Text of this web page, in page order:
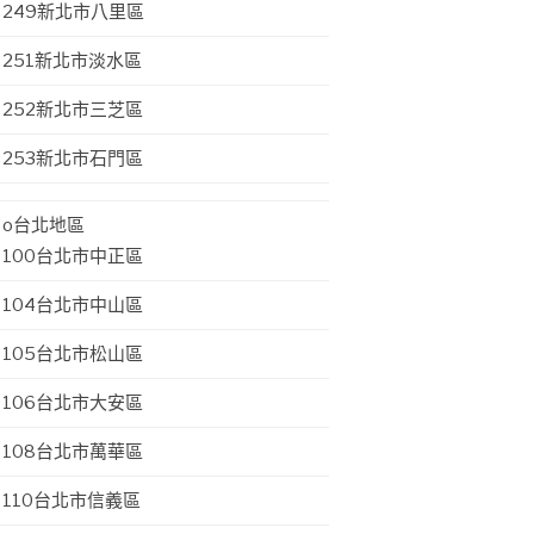
249新北市八里區
251新北市淡水區
252新北市三芝區
253新北市石門區
o台北地區
100台北市中正區
104台北市中山區
105台北市松山區
106台北市大安區
108台北市萬華區
110台北市信義區